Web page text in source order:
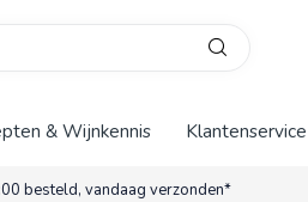
& Wijnkennis Klantenservice
besteld, vandaag verzonden*